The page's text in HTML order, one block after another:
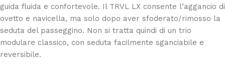
guida fluida e confortevole. Il TRVL LX consente l’aggancio di
ovetto e navicella, ma solo dopo aver sfoderato/rimosso la
seduta del passeggino. Non si tratta quindi di un trio
modulare classico, con seduta facilmente sganciabile e
reversibile.